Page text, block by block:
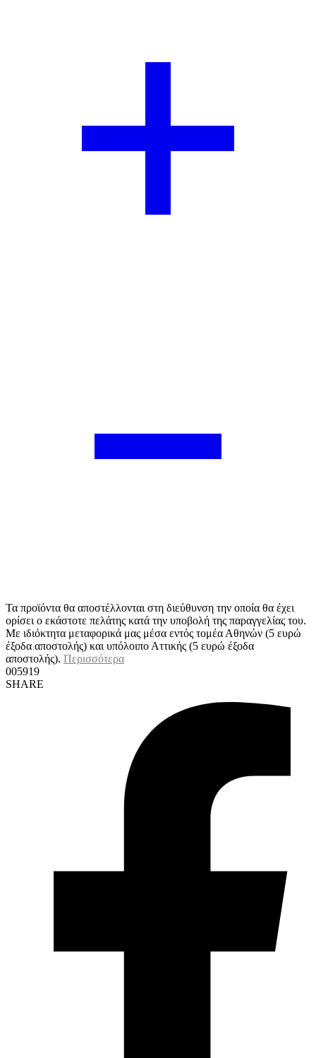
Τα προϊόντα θα αποστέλλονται στη διεύθυνση την οποία θα έχει
ορίσει ο εκάστοτε πελάτης κατά την υποβολή της παραγγελίας του.
Με ιδιόκτητα μεταφορικά μας μέσα εντός τομέα Αθηνών (5 ευρώ
έξοδα αποστολής) και υπόλοιπο Αττικής (5 ευρώ έξοδα
αποστολής). Περισσότερα
005919
SHARE